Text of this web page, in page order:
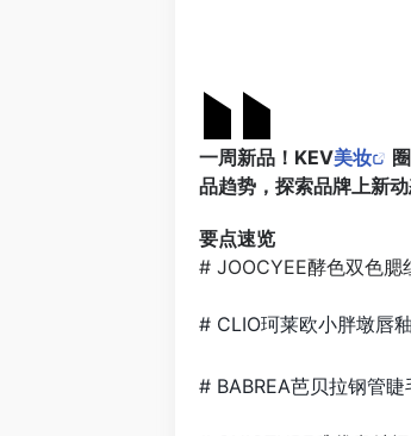
一周新品！KEV美妆
品趋势，探索品牌上新
要点速览
# JOOCYEE酵色双色腮
# CLIO珂莱欧小胖墩唇釉
# BABREA芭贝拉钢管睫